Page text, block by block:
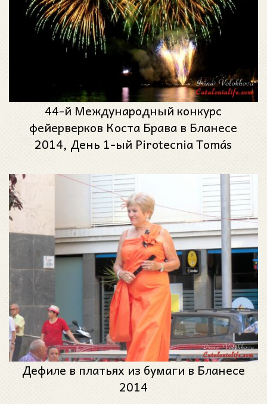
44-й Международный конкурс
фейерверков Коста Брава в Бланесе
2014, День 1-ый Pirotecnia Tomás
Дефиле в платьях из бумаги в Бланесе
2014